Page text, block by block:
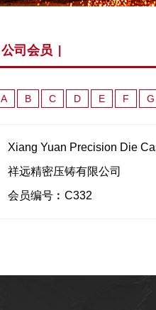
公司会员
A B C D E F G
Xiang Yuan Precision Die
祥远精密压铸有限公司
会员编号︰C332